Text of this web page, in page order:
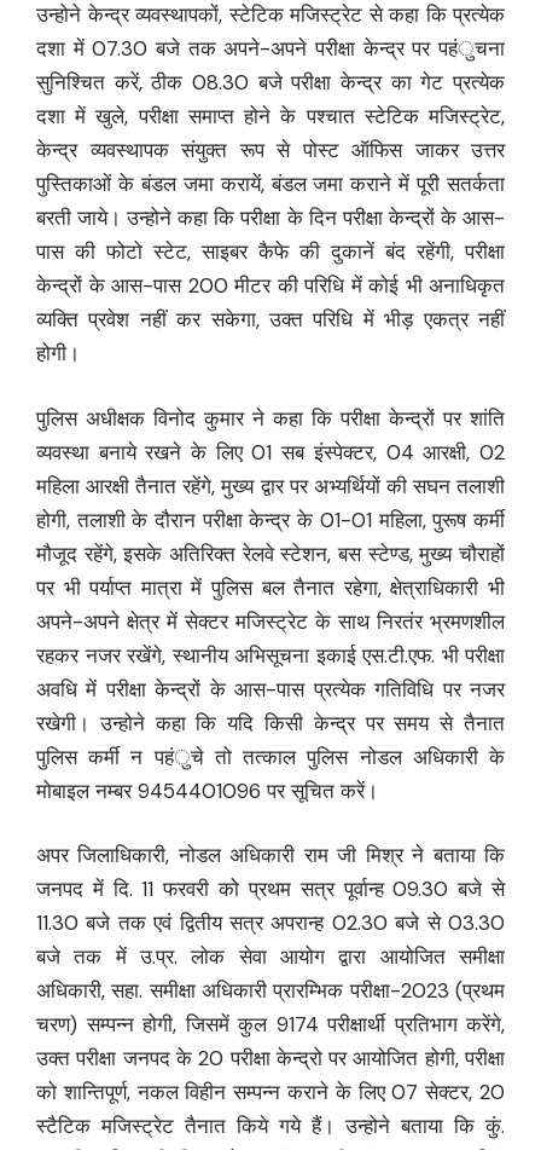
उन्होने केन्द्र व्यवस्थापकों, स्टेटिक मजिस्ट्रेट से कहा कि प्रत्येक
दशा में 07.30 बजे तक अपने-अपने परीक्षा केन्द्र पर पहंुचना
सुनिश्चित करें, ठीक 08.30 बजे परीक्षा केन्द्र का गेट प्रत्येक
दशा में खुले, परीक्षा समाप्त होने के पश्चात स्टेटिक मजिस्ट्रेट,
केन्द्र व्यवस्थापक संयुक्त रूप से पोस्ट ऑफिस जाकर उत्तर
पुस्तिकाओं के बंडल जमा करायें, बंडल जमा कराने में पूरी सतर्कता
बरती जाये। उन्होने कहा कि परीक्षा के दिन परीक्षा केन्द्रों के आस-
पास की फोटो स्टेट, साइबर कैफे की दुकानें बंद रहेंगी, परीक्षा
केन्द्रों के आस-पास 200 मीटर की परिधि में कोई भी अनाधिकृत
व्यक्ति प्रवेश नहीं कर सकेगा, उक्त परिधि में भीड़ एकत्र नहीं
होगी।
पुलिस अधीक्षक विनोद कुमार ने कहा कि परीक्षा केन्द्रों पर शांति
व्यवस्था बनाये रखने के लिए 01 सब इंस्पेक्टर, 04 आरक्षी, 02
महिला आरक्षी तैनात रहेंगे, मुख्य द्वार पर अभ्यर्थियों की सघन तलाशी
होगी, तलाशी के दौरान परीक्षा केन्द्र के 01-01 महिला, पुरूष कर्मी
मौजूद रहेंगे, इसके अतिरिक्त रेलवे स्टेशन, बस स्टेण्ड, मुख्य चौराहों
पर भी पर्याप्त मात्रा में पुलिस बल तैनात रहेगा, क्षेत्राधिकारी भी
अपने-अपने क्षेत्र में सेक्टर मजिस्ट्रेट के साथ निरतंर भ्रमणशील
रहकर नजर रखेंगे, स्थानीय अभिसूचना इकाई एस.टी.एफ. भी परीक्षा
अवधि में परीक्षा केन्द्रों के आस-पास प्रत्येक गतिविधि पर नजर
रखेगी। उन्होने कहा कि यदि किसी केन्द्र पर समय से तैनात
पुलिस कर्मी न पहंुचे तो तत्काल पुलिस नोडल अधिकारी के
मोबाइल नम्बर 9454401096 पर सूचित करें।
अपर जिलाधिकारी, नोडल अधिकारी राम जी मिश्र ने बताया कि
जनपद में दि. 11 फरवरी को प्रथम सत्र पूर्वान्ह 09.30 बजे से
11.30 बजे तक एवं द्वितीय सत्र अपरान्ह 02.30 बजे से 03.30
बजे तक में उ.प्र. लोक सेवा आयोग द्वारा आयोजित समीक्षा
अधिकारी, सहा. समीक्षा अधिकारी प्रारम्भिक परीक्षा-2023 (प्रथम
चरण) सम्पन्न होगी, जिसमें कुल 9174 परीक्षार्थी प्रतिभाग करेंगे,
उक्त परीक्षा जनपद के 20 परीक्षा केन्द्रो पर आयोजित होगी, परीक्षा
को शान्तिपूर्ण, नकल विहीन सम्पन्न कराने के लिए 07 सेक्टर, 20
स्टैटिक मजिस्ट्रेट तैनात किये गये हैं। उन्होने बताया कि कुं.